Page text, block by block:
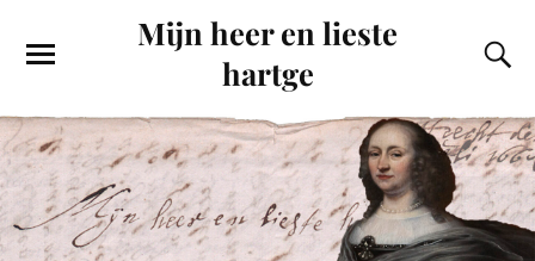
Mijn heer en lieste
hartge